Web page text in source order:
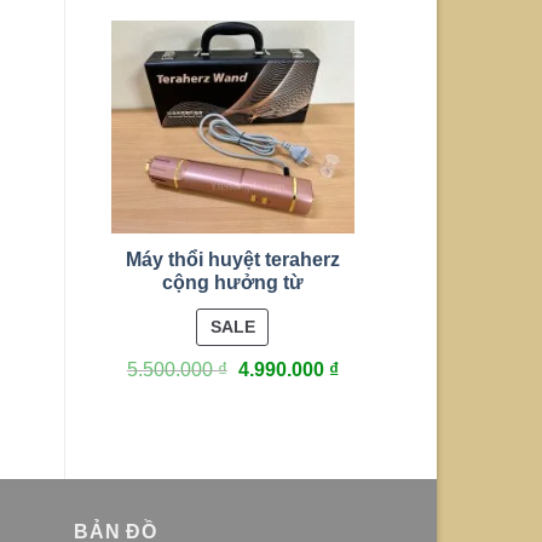
Máy thổi huyệt teraherz
cộng hưởng từ
SALEPRODUCT
ON
SALE
5.500.000₫ 4.990.000 ₫
BẢN ĐỒ